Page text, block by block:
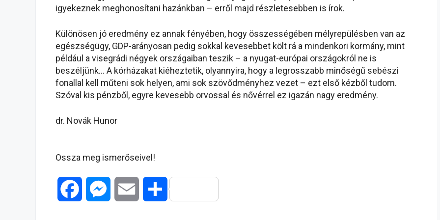
igyekeznek meghonosítani hazánkban – erről majd részletesebben is írok.
Különösen jó eredmény ez annak fényében, hogy összességében mélyrepülésben van az
egészségügy, GDP-arányosan pedig sokkal kevesebbet költ rá a mindenkori kormány, mint
például a visegrádi négyek országaiban teszik – a nyugat-európai országokról ne is
beszéljünk… A kórházakat kiéheztetik, olyannyira, hogy a legrosszabb minőségű sebészi
fonallal kell műteni sok helyen, ami sok szövődményhez vezet – ezt első kézből tudom.
Szóval kis pénzből, egyre kevesebb orvossal és nővérrel ez igazán nagy eredmény.
dr. Novák Hunor
Ossza meg ismerőseivel!
O